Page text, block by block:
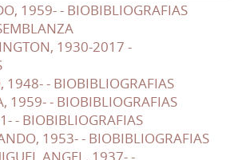
1959- - BIOBIBLIOGRAFIAS
1930-2017 -
1948- - BIOBIBLIOGRAFIAS
1959- - BIOBIBLIOGRAFIAS
- BIOBIBLIOGRAFIAS
1953- - BIOBIBLIOGRAFIAS